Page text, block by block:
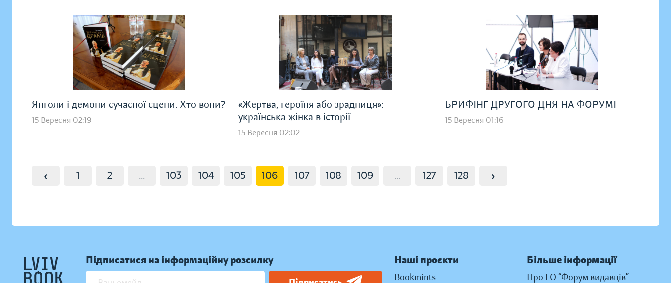
Янголи і демони сучасної сцени. Хто вони?
15 Вересня 02:19
«Жертва, героїня або зрадниця»:
українська жінка в історії
15 Вересня 02:02
БРИФІНГ ДРУГОГО ДНЯ НА ФОРУМІ
15 Вересня 01:16
‹ 1 2 ... 103 104 105 106 107 108 109 ... 127 128 ›
Підписатися на інформаційну розсилку Наші проєкти
Bookmints
Більше інформації
Про ГО “Форум видавців”